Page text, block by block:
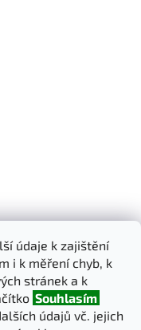
údaje k zajištění
i k měření chyb, k
stránek a k
Souhlasím
údajů vč. jejich
informace o nových